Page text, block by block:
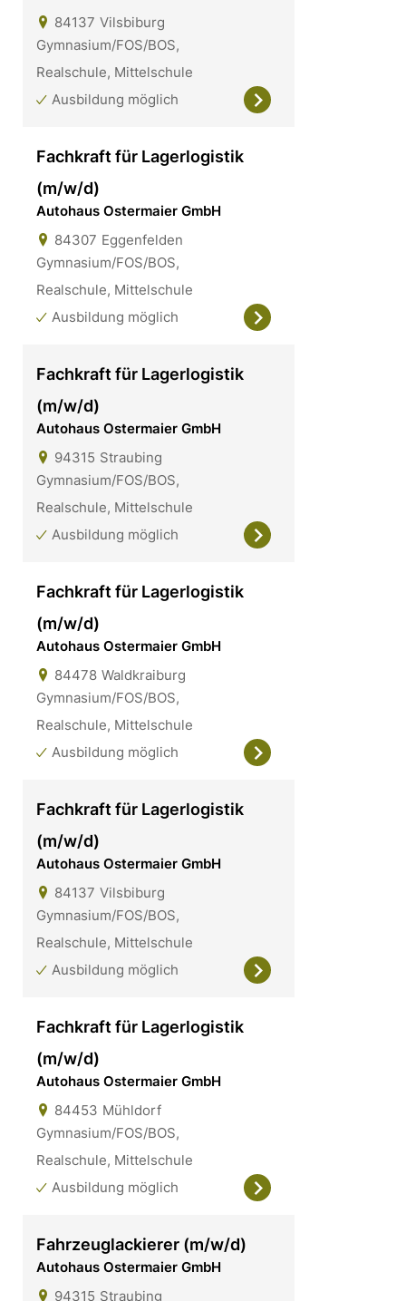
84137 Vilsbiburg
Gymnasium/FOS/BOS,
Realschule, Mittelschule
Ausbildung möglich
Fachkraft für Lagerlogistik
(m/w/d)
Autohaus Ostermaier GmbH
84307 Eggenfelden
Gymnasium/FOS/BOS,
Realschule, Mittelschule
Ausbildung möglich
Fachkraft für Lagerlogistik
(m/w/d)
Autohaus Ostermaier GmbH
94315 Straubing
Gymnasium/FOS/BOS,
Realschule, Mittelschule
Ausbildung möglich
Fachkraft für Lagerlogistik
(m/w/d)
Autohaus Ostermaier GmbH
84478 Waldkraiburg
Gymnasium/FOS/BOS,
Realschule, Mittelschule
Ausbildung möglich
Fachkraft für Lagerlogistik
(m/w/d)
Autohaus Ostermaier GmbH
84137 Vilsbiburg
Gymnasium/FOS/BOS,
Realschule, Mittelschule
Ausbildung möglich
Fachkraft für Lagerlogistik
(m/w/d)
Autohaus Ostermaier GmbH
84453 Mühldorf
Gymnasium/FOS/BOS,
Realschule, Mittelschule
Ausbildung möglich
Fahrzeuglackierer (m/w/d)
Autohaus Ostermaier GmbH
94315 Straubing